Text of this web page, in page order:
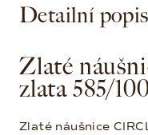
Detailní
Zlaté
zlata 585/
Zlaté náušnice